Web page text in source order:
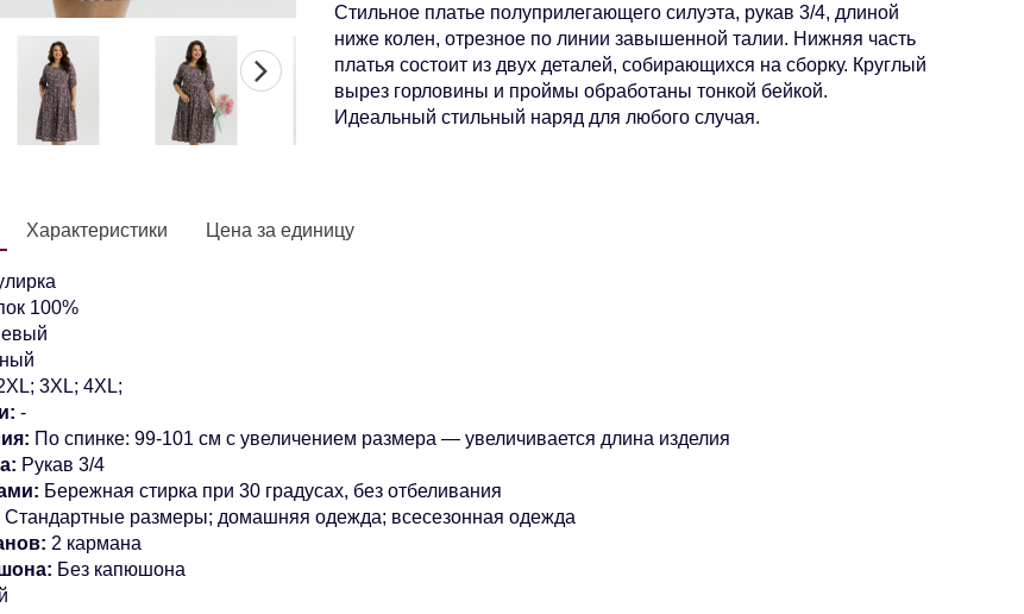
Стильное платье полуприлегающего силуэта, рукав 3/4, длиной
ниже колен, отрезное по линии завышенной талии. Нижняя часть
платья состоит из двух деталей, собирающихся на сборку. Круглый
вырез горловины и проймы обработаны тонкой бейкой.
Идеальный стильный наряд для любого случая.
100%
3XL; 4XL;
-
По спинке: 99-101 см с увеличением размера — увеличивается длина изделия
Рукав 3/4
Бережная стирка при 30 градусах, без отбеливания
Стандартные размеры; домашняя одежда; всесезонная одежда
2 кармана
Без капюшона
Характеристики Цена за единицу